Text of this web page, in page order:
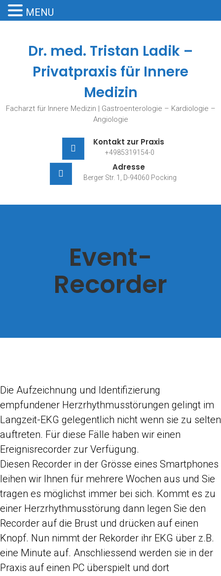
Dr. med. Tristan Ladik –
Privatpraxis für Innere
Medizin
Facharzt für Innere Medizin | Gastroenterologie – Kardiologie –
Angiologie
Kontakt zur Praxis
+4985319154-0
Adresse
Berger Str. 1, D-94060 Pocking
Event-
Recorder
Die Aufzeichnung und Identifizierung
empfundener Herzrhythmusstörungen gelingt im
Langzeit-EKG gelegentlich nicht wenn sie zu selten
auftreten. Für diese Fälle haben wir einen
Ereignisrecorder zur Verfügung.
Diesen Recorder in der Grösse eines Smartphones
leihen wir Ihnen für mehrere Wochen aus und Sie
tragen es möglichst immer bei sich. Kommt es zu
einer Herzrhythmusstörung dann legen Sie den
Recorder auf die Brust und drücken auf einen
Knopf. Nun nimmt der Rekorder ihr EKG über z.B.
eine Minute auf. Anschliessend werden sie in der
Praxis auf einen PC überspielt und dort
MENU